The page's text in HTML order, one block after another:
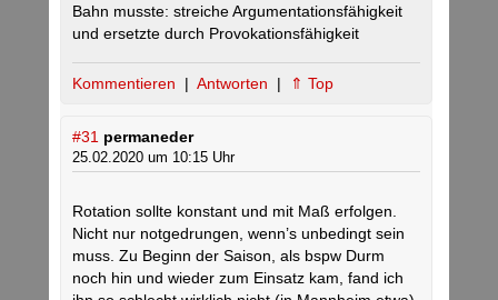
Bahn musste: streiche Argumentationsfähigkeit
und ersetzte durch Provokationsfähigkeit
Kommentieren | Antworten | ⇑ Top
#31 permaneder
25.02.2020 um 10:15 Uhr
Rotation sollte konstant und mit Maß erfolgen.
Nicht nur notgedrungen, wenn’s unbedingt sein
muss. Zu Beginn der Saison, als bspw Durm
noch hin und wieder zum Einsatz kam, fand ich